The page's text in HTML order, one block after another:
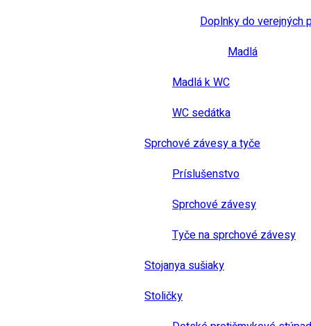
Doplnky do verejných
Madlá
Madlá k WC
WC sedátka
Sprchové závesy a tyče
Príslušenstvo
Sprchové závesy
Tyče na sprchové závesy
Stojanya sušiaky
Stoličky